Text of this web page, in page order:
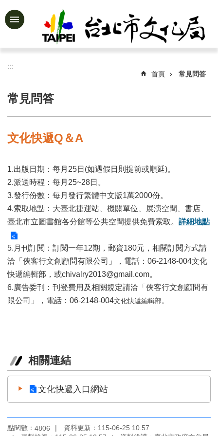
跳到主要內容區塊
進
告
訊
識
文
化
局
業
務
項
目
臺
北
藝
文
文
化
政
:::
首頁 常見問答
常見問答
文化快遞Q＆A
1.出版日期：每月25日(如遇假日則提前或順延)。
2.派送時程：每月25~28日。
3.發行份數：每月發行繁體中文版1萬2000份。
4.索取地點：大臺北捷運站、機關單位、展演空間、書店、
臺北市立圖書館各分館等公共空間提供免費索取。 詳細地點
5.月刊訂閱：訂閱一年12期，郵資180元，相關訂閱方式請
洽「俠客行文創顧問有限公司」，電話：06-2148-004文化
快遞編輯部，或chivalry2013@gmail.com。
6.廣告委刊：刊登費用及相關規定請洽「俠客行文創顧問有
限公司」，電話：06-2148-004文化快遞編輯部。
相關連結
文化快遞入口網站
點閱數： 4806
資料更新：115-06-25 10:57